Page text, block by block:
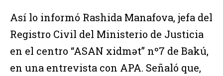
Así lo informó Rashida Manafova, jefa del
Registro Civil del Ministerio de Justicia
en el centro “ASAN xidmət” nº7 de Bakú,
en una entrevista con APA. Señaló que,